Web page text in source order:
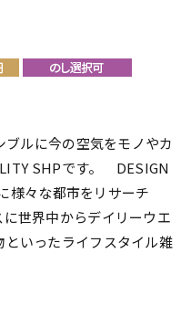
ブルに今の空気をモノやカ
SHPです。 DESIGN
様々な都市をリサーチ
世界中からデイリーウエ
いったライフスタイル雑